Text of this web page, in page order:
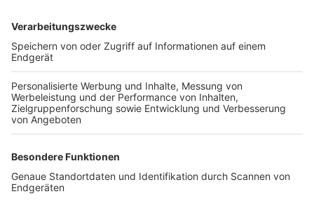
TOP-VEREINE
TOP-PARTNER